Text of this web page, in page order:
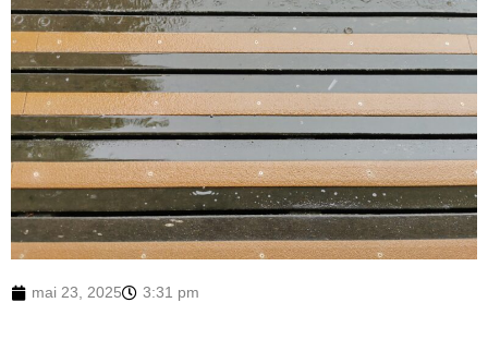
mai 23, 2025 3:31 pm